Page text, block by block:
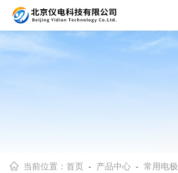
当前位置：首页 - 产品中心 -常用电极